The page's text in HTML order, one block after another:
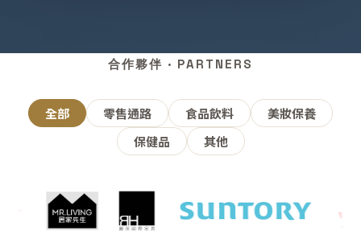
合作夥伴 · PARTNERS
全部 零售通路 食品飲料
美妝保養
保健品
其他